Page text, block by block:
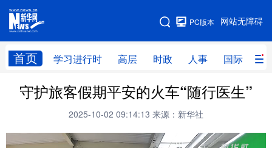
网站无障碍
PC版本
首页 学习进行时 高层 时政 人事 国际 财
网站地图
学习进行时 高层 时政 人事
财经 网评
台湾 思客智库 全球连线 教育
守护旅客假期平安的火车“随行医生”
2025-10-02 09:14:13 来源：新华社